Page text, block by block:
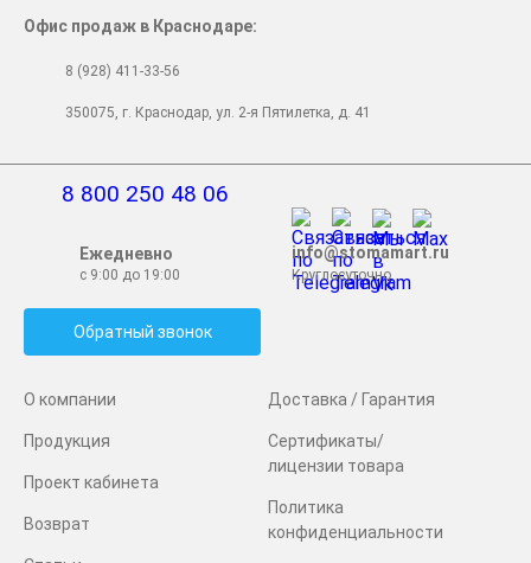
О компании
Продукция
Проект кабинета
Возврат
Доставка / Гарантия
Сертификаты/
лицензии товара
Политика
конфиденциальности
8 800 250 48 06
Ежедневно
с 9:00 до 19:00
info@stomamart.ru
Круглосуточно
Обратный звонок
Офис продаж в Краснодаре:
8 (928) 411-33-56
350075, г. Краснодар, ул. 2-я Пятилетка, д. 41